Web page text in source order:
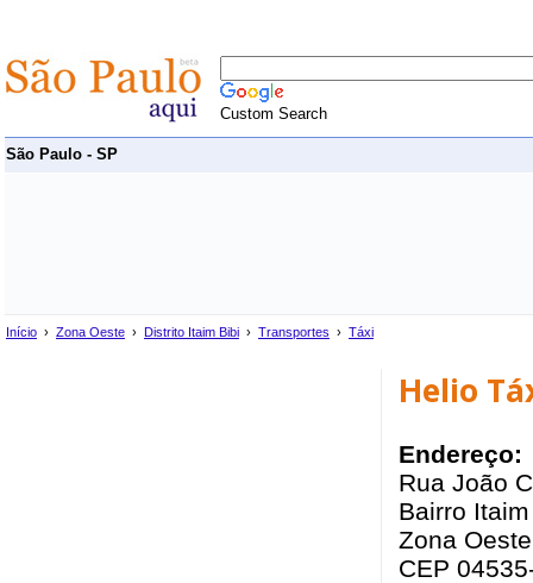
Custom Search
São Paulo - SP
Início › Zona Oeste › Distrito Itaim Bibi › Transportes › Táxi
Helio
Endereço:
Rua João
Bairro
Zona
CEP